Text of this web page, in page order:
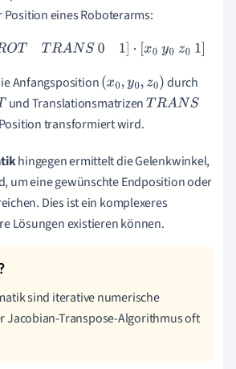
Position eines Roboterarms:
1]=[R TTRANS01]⋅[ y z 01]
Anfangsposition(x0,y0,z0)
durch
und TranslationsmatrizenTRANS
transformiert wird.
hingegen ermittelt die Gelenkwinkel,
um eine gewünschte Endposition oder
Dies ist ein komplexeres
Lösungen existieren können.
sind iterative numerische
Jacobian-Transpose-Algorithmus oft